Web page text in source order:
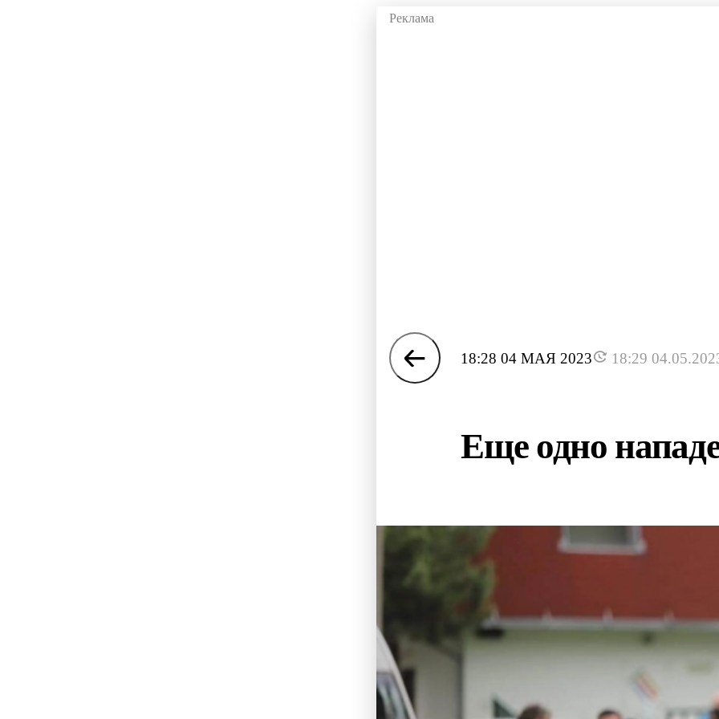
18:28 04 МАЯ 2023 18:29
Еще одно